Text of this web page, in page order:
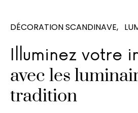
DÉCORATION SCANDINAVE
Illuminez votre
avec les
tradition